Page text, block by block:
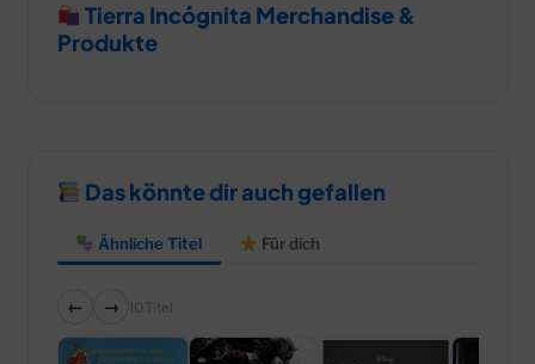
Tierra Incógnita Merchandise &
Produkte
Das könnte dir auch gefallen
Ähnliche Titel Für dich
← → 10 Titel